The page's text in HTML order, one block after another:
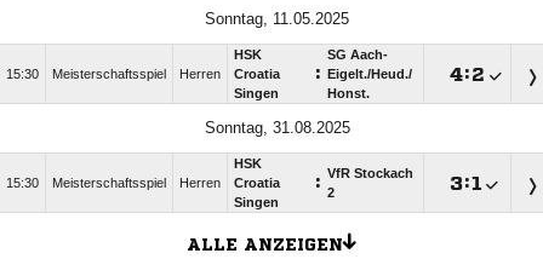
Sonntag, 11.05.2025
15:30 Meisterschaftsspiel Herren
HSK
Croatia
Singen
:
SG Aach-
Eigelt./​Heud./​
Honst.
:
Sonntag, 31.08.2025
15:30 Meisterschaftsspiel Herren
HSK
Croatia
Singen
: VfR Stockach
2
:
ALLE ANZEIGEN